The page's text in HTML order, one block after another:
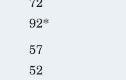
92*
57
52